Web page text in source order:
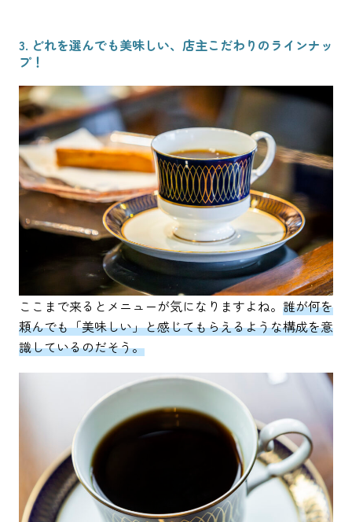
3. どれを選んでも美味しい、店主こだわりのラインナッ
プ！
ここまで来るとメニューが気になりますよね。 誰が何を
頼んでも「美味しい」と感じてもらえるような構成を意
識しているのだそう。